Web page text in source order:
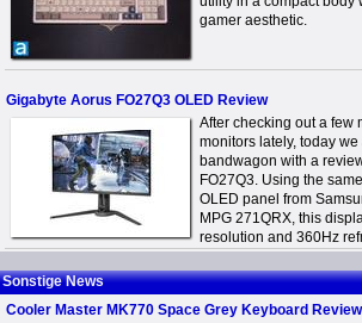
gamer aesthetic.
Gigabyte Aorus FO27Q3 OLED Review
After checking out a few
monitors lately, today
bandwagon with a
FO27Q3. Using the
OLED panel from
MPG 271QRX, this
resolution and 360Hz
Sonstige News
Cooler Master MK770 Space Grey Keyboard Review